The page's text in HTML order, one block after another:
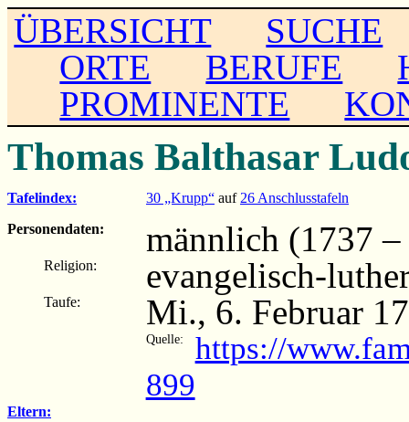
ÜBERSICHT
SUCHE
ORTE
BERUFE
PROMINENTE
Thomas Balthasar
Tafelindex: 30 „Krupp“ auf 26 Anschlusstafeln
Personendaten:
männlich (1737
Religion: evangelisch-
Taufe: Mi., 6. Februar
Quelle:
https://
899
Eltern: